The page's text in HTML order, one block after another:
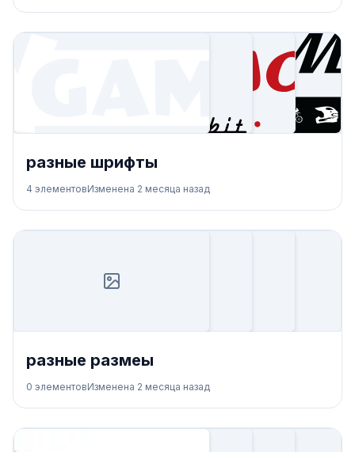
разные шрифты
4 элементовИзменена 2 месяца назад
разные размеы
0 элементовИзменена 2 месяца назад